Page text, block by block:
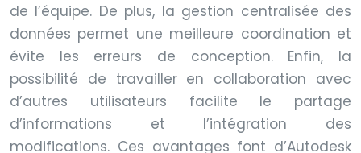
de l’équipe. De plus, la gestion centralisée des
données permet une meilleure coordination et
évite les erreurs de conception. Enfin, la
possibilité de travailler en collaboration avec
d’autres utilisateurs facilite le partage
d’informations et l’intégration des
modifications. Ces avantages font d’Autodesk